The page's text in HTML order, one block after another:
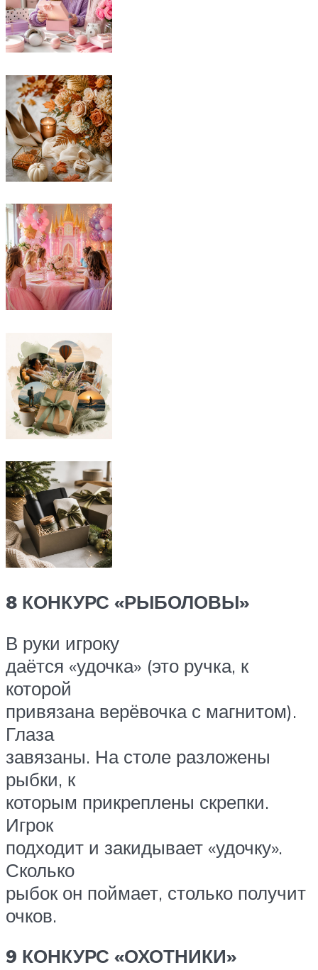
8 КОНКУРС «РЫБОЛОВЫ»
В руки игроку
даётся «удочка» (это ручка, к
которой
привязана верёвочка с магнитом).
Глаза
завязаны. На столе разложены
рыбки, к
которым прикреплены скрепки.
Игрок
подходит и закидывает «удочку».
Сколько
рыбок он поймает, столько получит
очков.
9 КОНКУРС «ОХОТНИКИ»